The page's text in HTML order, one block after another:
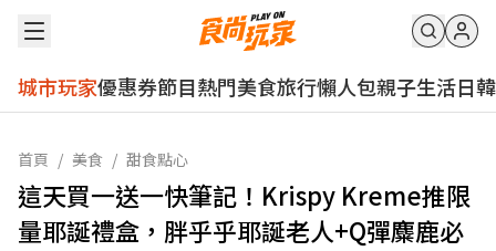
城市玩家優惠券節目熱門美食旅行懶人包親子生活日韓
首頁 / 美食 / 甜食點心
這天買一送一快筆記！Krispy Kreme推限
量耶誕禮盒，胖乎乎耶誕老人+Q彈麋鹿必